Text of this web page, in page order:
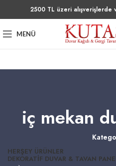
2500 TL üzeri alışverişlerde
MENÜ
iç mekan
HERŞEY ÜRÜNLER
DEKORATIF DUVAR & TAVAN